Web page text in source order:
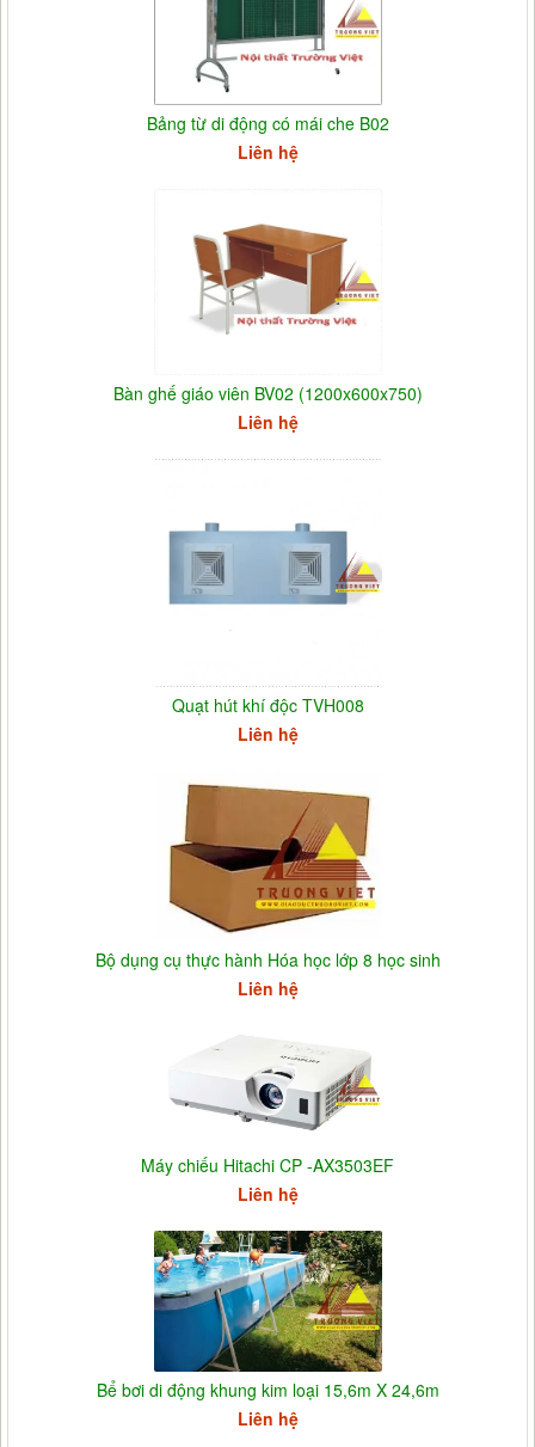
Bảng từ di động có mái che B02
Liên hệ
Bàn ghế giáo viên BV02 (1200x600x750)
Liên hệ
Quạt hút khí độc TVH008
Liên hệ
Bộ dụng cụ thực hành Hóa học lớp 8 học sinh
Liên hệ
Máy chiếu Hitachi CP -AX3503EF
Liên hệ
Bể bơi di động khung kim loại 15,6m X 24,6m
Liên hệ